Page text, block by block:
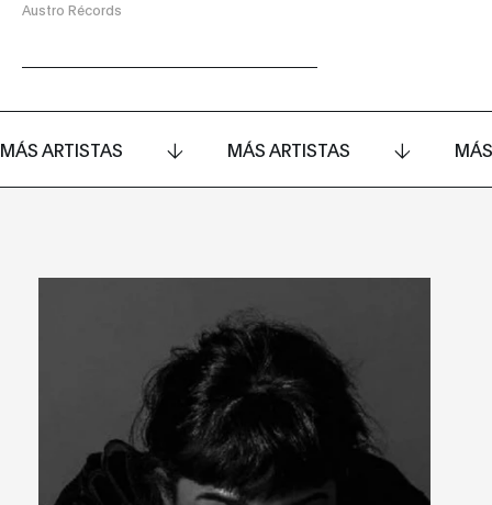
Austro Récords
MÁS ARTISTAS MÁS ARTISTAS